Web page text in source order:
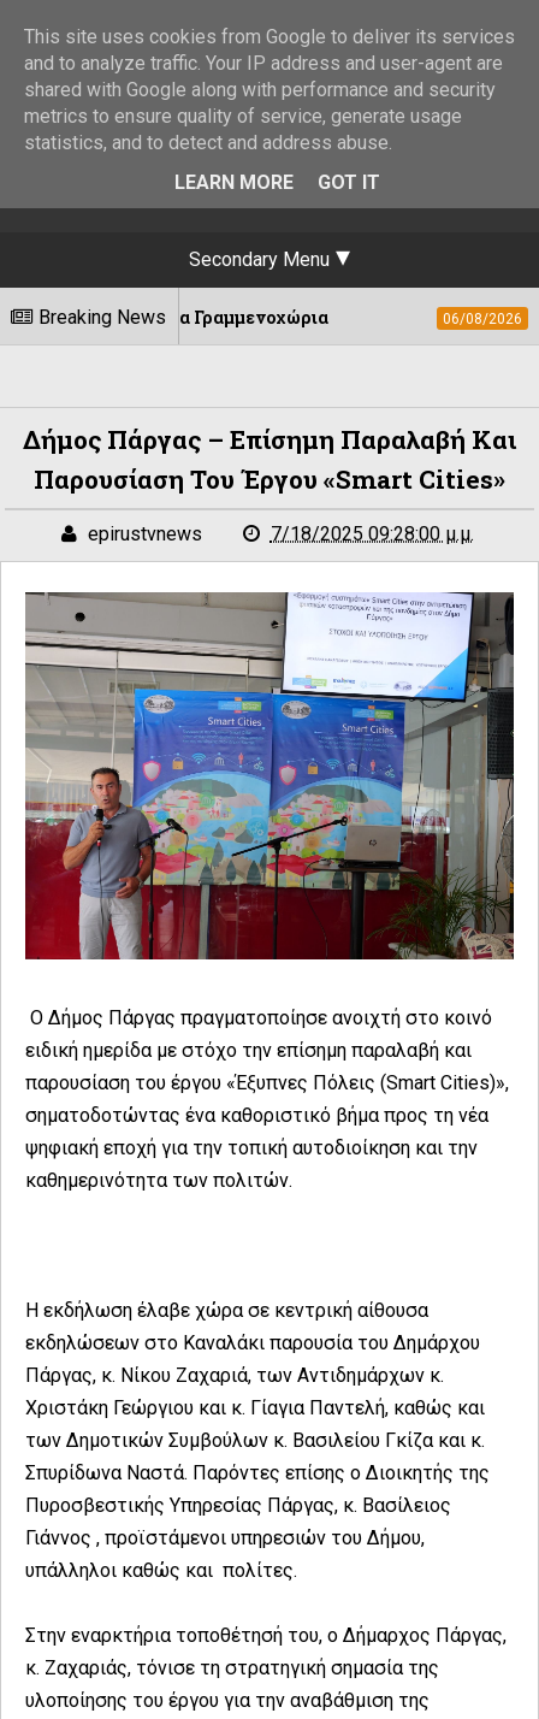
Secondary Menu
Breaking News
Γραμμενοχώρια 06/08/2026 Η «Αγιογραφία
Δήμος Πάργας – Επίσημη Παραλαβή Και
Παρουσίαση Του Έργου «Smart Cities»
epirustvnews 7/18/2025 09:28:00 μ.μ.
Ο Δήμος Πάργας πραγματοποίησε ανοιχτή στο κοινό
ειδική ημερίδα με στόχο την επίσημη παραλαβή και
παρουσίαση του έργου «Έξυπνες Πόλεις (Smart Cities)»,
σηματοδοτώντας ένα καθοριστικό βήμα προς τη νέα
ψηφιακή εποχή για την τοπική αυτοδιοίκηση και την
καθημερινότητα των πολιτών.
Η εκδήλωση έλαβε χώρα σε κεντρική αίθουσα
εκδηλώσεων στο Καναλάκι παρουσία του Δημάρχου
Πάργας, κ. Νίκου Ζαχαριά, των Αντιδημάρχων κ.
Χριστάκη Γεώργιου και κ. Γίαγια Παντελή, καθώς και
των Δημοτικών Συμβούλων κ. Βασιλείου Γκίζα και κ.
Σπυρίδωνα Ναστά. Παρόντες επίσης ο Διοικητής της
Πυροσβεστικής Υπηρεσίας Πάργας, κ. Βασίλειος
Γιάννος , προϊστάμενοι υπηρεσιών του Δήμου,
υπάλληλοι καθώς και πολίτες.
Στην εναρκτήρια τοποθέτησή του, ο Δήμαρχος Πάργας,
κ. Ζαχαριάς, τόνισε τη στρατηγική σημασία της
υλοποίησης του έργου για την αναβάθμιση της
This site uses cookies from Google to deliver its services
and to analyze traffic. Your IP address and user-agent are
shared with Google along with performance and security
metrics to ensure quality of service, generate usage
statistics, and to detect and address abuse.
LEARN MORE
GOT IT